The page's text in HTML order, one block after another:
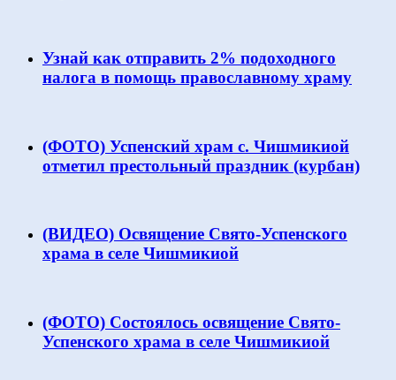
Узнай как отправить 2% подоходного
налога в помощь православному храму
(ФОТО) Успенский храм с. Чишмикиой
отметил престольный праздник (курбан)
(ВИДЕО) Освящение Свято-Успенского
храма в селе Чишмикиой
(ФОТО) Состоялось освящение Свято-
Успенского храма в селе Чишмикиой